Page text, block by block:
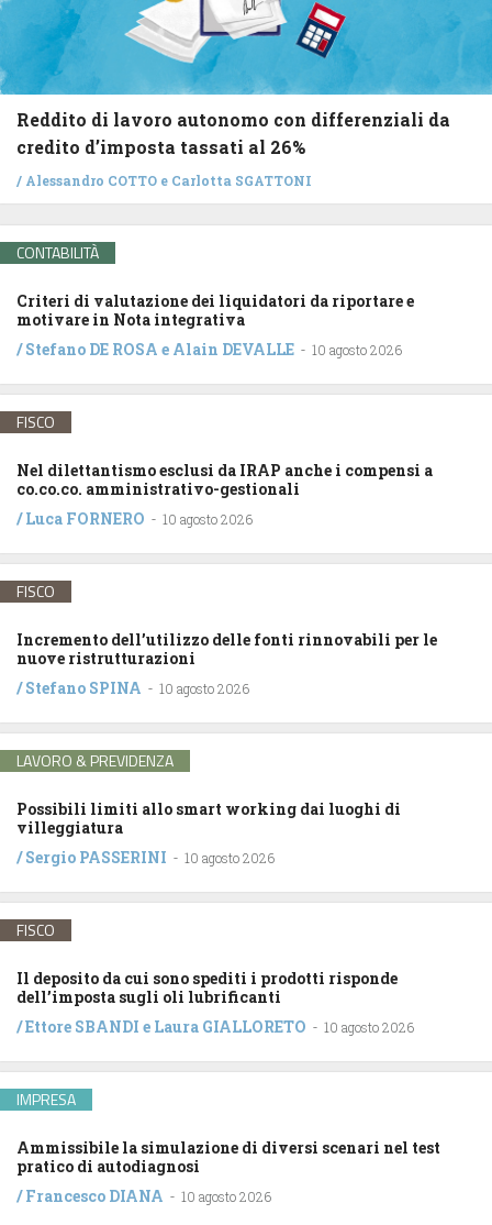
Reddito di lavoro autonomo con differenziali da
credito d’imposta tassati al 26%
/ Alessandro COTTO e Carlotta SGATTONI
CONTABILITÀ
Criteri di valutazione dei liquidatori da riportare e
motivare in Nota integrativa
/Stefano DE ROSA e Alain DEVALLE - 10 agosto 2026
FISCO
Nel dilettantismo esclusi da IRAP anche i compensi a
co.co.co. amministrativo-gestionali
/Luca FORNERO - 10 agosto 2026
FISCO
Incremento dell’utilizzo delle fonti rinnovabili per le
nuove ristrutturazioni
/Stefano SPINA - 10 agosto 2026
LAVORO & PREVIDENZA
Possibili limiti allo smart working dai luoghi di
villeggiatura
/Sergio PASSERINI - 10 agosto 2026
FISCO
Il deposito da cui sono spediti i prodotti risponde
dell’imposta sugli oli lubrificanti
/Ettore SBANDI e Laura GIALLORETO - 10 agosto 2026
IMPRESA
Ammissibile la simulazione di diversi scenari nel test
pratico di autodiagnosi
/Francesco DIANA - 10 agosto 2026